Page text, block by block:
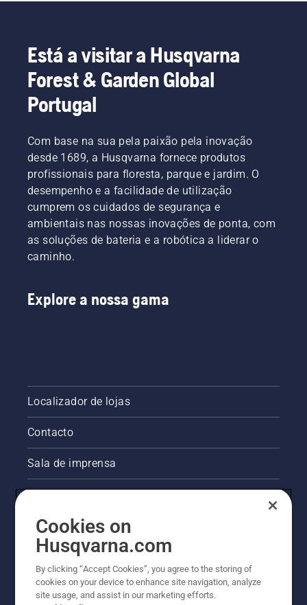
Está a visitar a Husqvarna
Forest & Garden Global
Portugal
Com base na sua pela paixão pela inovação
desde 1689, a Husqvarna fornece produtos
profissionais para floresta, parque e jardim. O
desempenho e a facilidade de utilização
cumprem os cuidados de segurança e
ambientais nas nossas inovações de ponta, com
as soluções de bateria e a robótica a liderar o
caminho.
Explore a nossa gama
Localizador de lojas
Contacto
Sala de imprensa
Outros websites da Husqvarna
A abordagem da Husqvarna à sustentabilidade
Cookies on
Husqvarna.com
By clicking “Accept Cookies”, you agree to the storing of
cookies on your device to enhance site navigation, analyze
site usage, and assist in our marketing efforts.